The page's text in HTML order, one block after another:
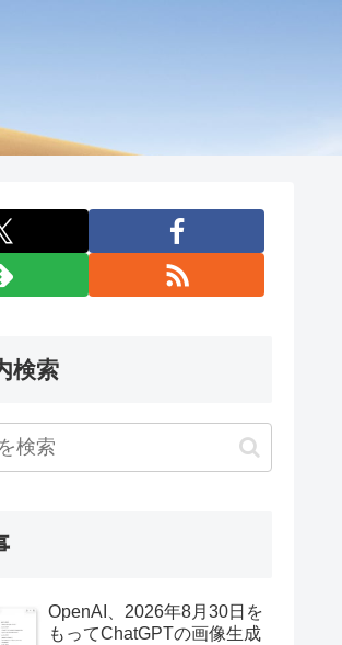
検索
OpenAI、2026年8月30日を
もってChatGPTの画像生成